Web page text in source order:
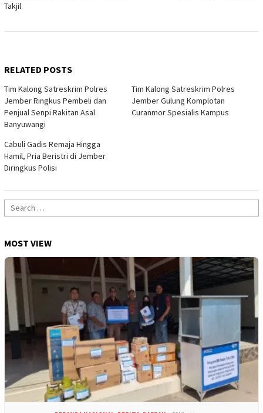
Takjil
RELATED POSTS
Tim Kalong Satreskrim Polres
Jember Ringkus Pembeli dan
Penjual Senpi Rakitan Asal
Banyuwangi
Tim Kalong Satreskrim Polres
Jember Gulung Komplotan
Curanmor Spesialis Kampus
Cabuli Gadis Remaja Hingga
Hamil, Pria Beristri di Jember
Diringkus Polisi
Search
for:
MOST VIEW